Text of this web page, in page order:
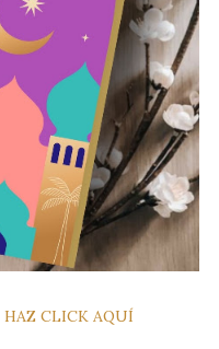
HAZ CLICK AQUÍ